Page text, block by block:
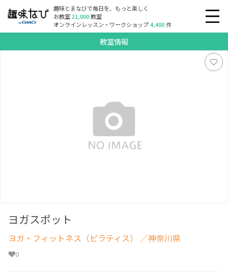
趣味とまなびで毎日を、もっと楽しく
お教室21,000教室
オンラインレッスン・ワークショップ4,400件
教室情報
ヨガスポット
ヨガ・フィットネス（ピラティス） ／神奈川県
0